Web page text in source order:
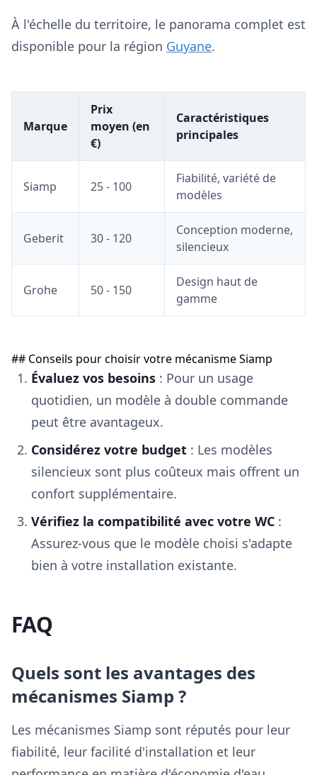
À l'échelle du territoire, le panorama complet est
disponible pour la région Guyane.
Marque
Prix
moyen (en
€)
Caractéristiques
principales
Siamp 25 - 100
Fiabilité, variété de
modèles
Geberit 30 - 120
Conception moderne,
silencieux
Grohe 50 - 150
Design haut de
gamme
## Conseils pour choisir votre mécanisme Siamp
Évaluez vos besoins : Pour un usage
quotidien, un modèle à double commande
peut être avantageux.
Considérez votre budget : Les modèles
silencieux sont plus coûteux mais offrent un
confort supplémentaire.
Vérifiez la compatibilité avec votre WC :
Assurez-vous que le modèle choisi s'adapte
bien à votre installation existante.
FAQ
Quels sont les avantages des
mécanismes Siamp ?
Les mécanismes Siamp sont réputés pour leur
fiabilité, leur facilité d'installation et leur